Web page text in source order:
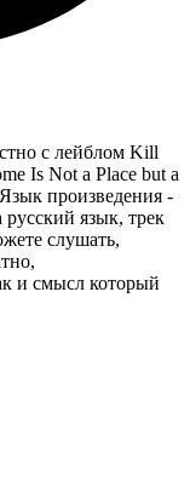
с лейблом Kill
Is Not a Place but a
произведения -
язык, трек
слушать,
и смысл который